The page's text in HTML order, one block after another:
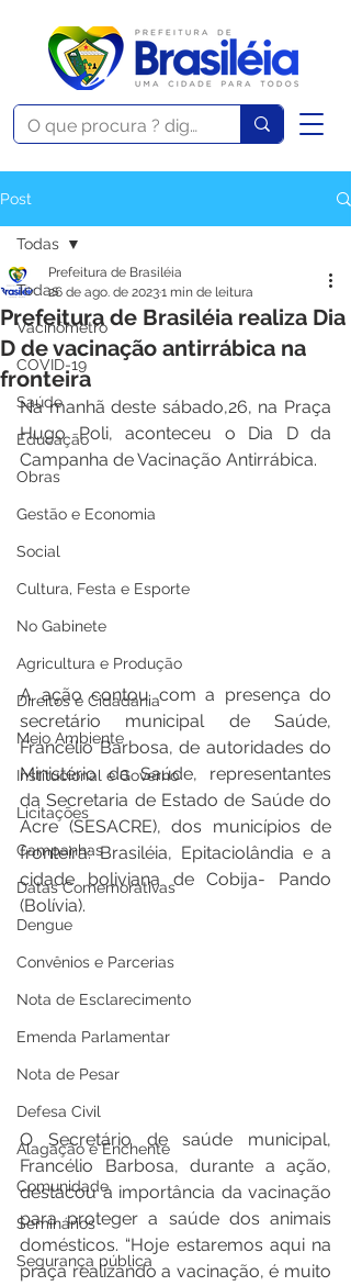
Post
Todas
Vacinômetro
COVID-19
Saúde
Educação
Obras
Gestão e Economia
Social
Cultura, Festa e Esporte
No Gabinete
Agricultura e Produção
Direitos e Cidadania
Meio Ambiente
Institucional e Governo
Licitações
Campanhas
Datas Comemorativas
Dengue
Convênios e Parcerias
Nota de Esclarecimento
Emenda Parlamentar
Nota de Pesar
Defesa Civil
Alagação e Enchente
Comunidade
Seminários
Segurança pública
Todas
Prefeitura de Brasiléia realiza Dia
D de vacinação antirrábica na
fronteira
Prefeitura de Brasiléia
26 de ago. de 20231 min de leitura
Na manhã deste sábado,26, na Praça
Hugo Poli, aconteceu o Dia D da
Campanha de Vacinação Antirrábica.
A ação contou com a presença do
secretário municipal de Saúde,
Francélio Barbosa, de autoridades do
Ministério da Saúde, representantes
da Secretaria de Estado de Saúde do
Acre (SESACRE), dos municípios de
fronteira: Brasiléia, Epitaciolândia e a
cidade boliviana de Cobija- Pando
(Bolívia).
O Secretário de saúde municipal,
Francélio Barbosa, durante a ação,
destacou a importância da vacinação
para proteger a saúde dos animais
domésticos. “Hoje estaremos aqui na
praça realizando a vacinação, é muito